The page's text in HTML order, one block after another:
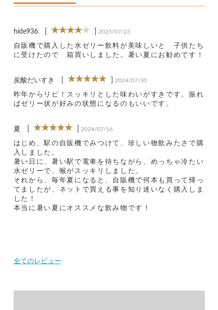
hide936 2025/07/23
自販機で購入した水ゼリー飲料が美味しいと　子供たち
に受けたので　箱買いしました。暑い夏にお勧めです！
炭酸だいすき 2024/07/30
昨年からリピ！スッキリとした味わいがすきです。振れ
ばゼリー状が好みの状態になるのもいいです。
夏 2024/07/16
はじめ、駅の自販機でみつけて、珍しい物飲みたさで購
入しました。
暑い日に、暑い駅で電車を待ちながら、めっちゃ冷たい
水ゼリーで、喉がスッキリしました。
それから、毎年夏になると、自販機で何本も買って帰っ
てましたが、ネットで買える事を知り迷いなく購入しま
した！
本当に暑い夏にオススメな飲み物です！
全てのレビュー